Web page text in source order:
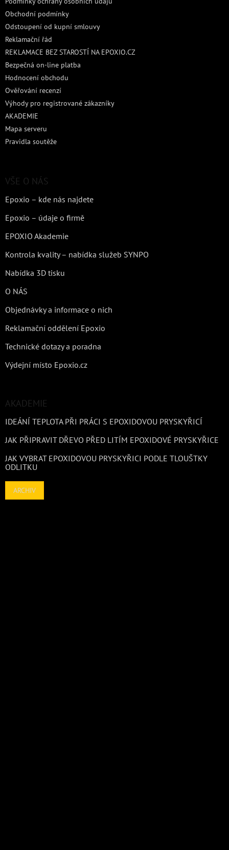
Obchodní podmínky
Odstoupení od kupní smlouvy
Reklamační řád
REKLAMACE BEZ STAROSTÍ NA EPOXIO.CZ
Bezpečná on-line platba
Hodnocení obchodu
Ověřování recenzí
Výhody pro registrované zákazníky
AKADEMIE
Mapa serveru
Pravidla soutěže
VŠE O NÁS
Epoxio – kde nás najdete
Epoxio – údaje o firmě
EPOXIO Akademie
Kontrola kvality – nabídka služeb SYNPO
Nabídka 3D tisku
O NÁS
Objednávky a informace o nich
Reklamační oddělení Epoxio
Technické dotazy a poradna
Výdejní místo Epoxio.cz
AKADEMIE
IDEÁNÍ TEPLOTA PŘI PRÁCI S EPOXIDOVOU PRYSKYŘICÍ
JAK PŘIPRAVIT DŘEVO PŘED LITÍM EPOXIDOVÉ PRYSKYŘICE
JAK VYBRAT EPOXIDOVOU PRYSKYŘICI PODLE TLOUŠTKY
ODLITKU
ARCHIV